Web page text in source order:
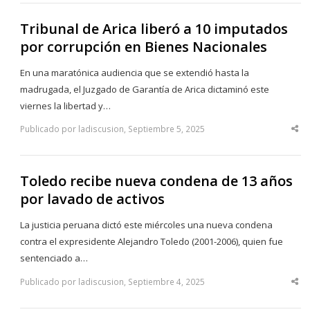
Tribunal de Arica liberó a 10 imputados
por corrupción en Bienes Nacionales
En una maratónica audiencia que se extendió hasta la
madrugada, el Juzgado de Garantía de Arica dictaminó este
viernes la libertad y…
Publicado por ladiscusion, Septiembre 5, 2025
Toledo recibe nueva condena de 13 años
por lavado de activos
La justicia peruana dictó este miércoles una nueva condena
contra el expresidente Alejandro Toledo (2001-2006), quien fue
sentenciado a…
Publicado por ladiscusion, Septiembre 4, 2025